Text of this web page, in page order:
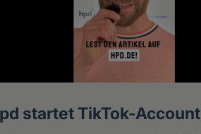
startet TikTok-Account